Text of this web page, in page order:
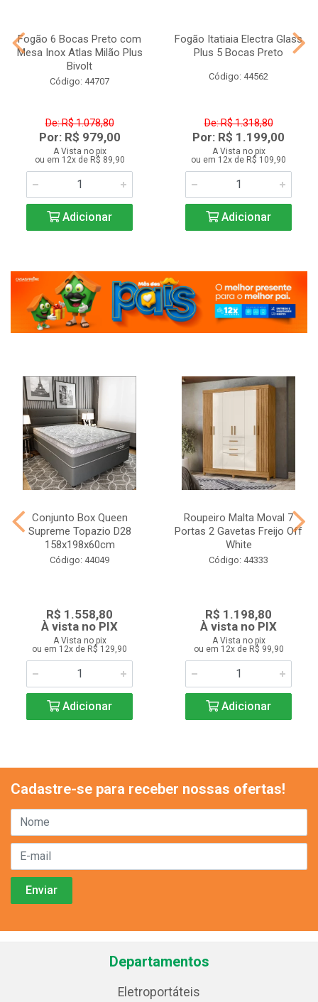
Fogão 6 Bocas Preto com
Mesa Inox Atlas Milão Plus
Bivolt
Código: 44707
De: R$ 1.078,80
Por: R$ 979,00
A Vista no pix
ou em 12x de R$ 89,90
Adicionar
Fogão Itatiaia Electra Glass
Plus 5 Bocas Preto
Código: 44562
De: R$ 1.318,80
Por: R$ 1.199,00
A Vista no pix
ou em 12x de R$ 109,90
Adicionar
Conjunto Box Queen
Supreme Topazio D28
158x198x60cm
Código: 44049
R$ 1.558,80
À vista no PIX
A Vista no pix
ou em 12x de R$ 129,90
Adicionar
Roupeiro Malta Moval 7
Portas 2 Gavetas Freijo Off
White
Código: 44333
R$ 1.198,80
À vista no PIX
A Vista no pix
ou em 12x de R$ 99,90
Adicionar
Cadastre-se para receber nossas ofertas!
Departamentos
Eletroportáteis